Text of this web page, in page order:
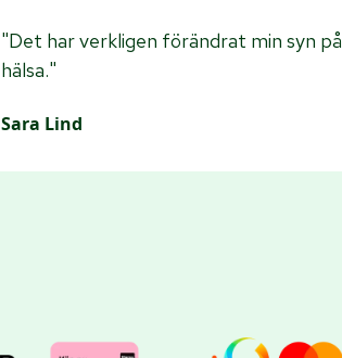
"Det har verkligen förändrat min syn på
hälsa."
Sara Lind